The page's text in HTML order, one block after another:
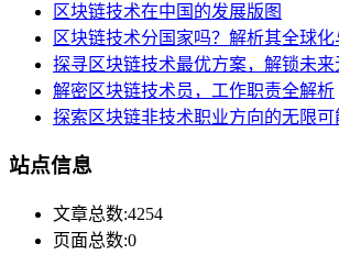
区块链技术在中国的发展版图
区块链技术分国家吗？解析其全球
探寻区块链技术最优方案，解锁未来
解密区块链技术员，工作职责全解析
探索区块链非技术职业方向的无限可
站点信息
文章总数:4254
页面总数:0